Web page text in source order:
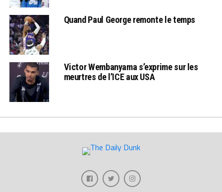
Quand Paul George remonte le temps
Victor Wembanyama s’exprime sur les
meurtres de l’ICE aux USA